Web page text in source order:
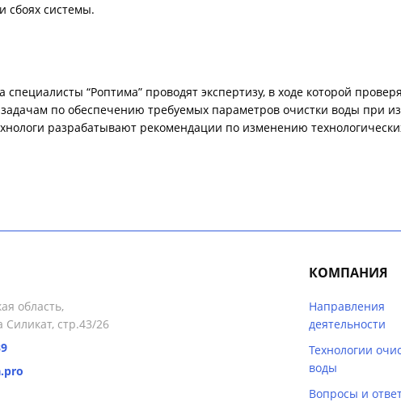
сбоях системы.
специалисты “Роптима” проводят экспертизу, в ходе которой
по обеспечению требуемых параметров очистки воды при
разрабатывают рекомендации по изменению
область,
Силикат, стр.43/26
КОМПАНИЯ
Направления
деятельности
Технологии
воды
Вопросы и